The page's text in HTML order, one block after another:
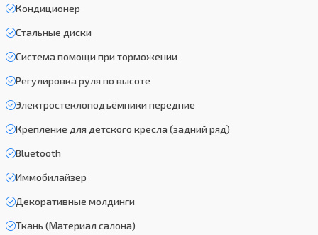
Кондиционер
Стальные диски
Система помощи при торможении
Регулировка руля по высоте
Электростеклоподъёмники передние
Крепление для детского кресла (задний ряд)
Bluetooth
Иммобилайзер
Декоративные молдинги
Ткань (Материал салона)